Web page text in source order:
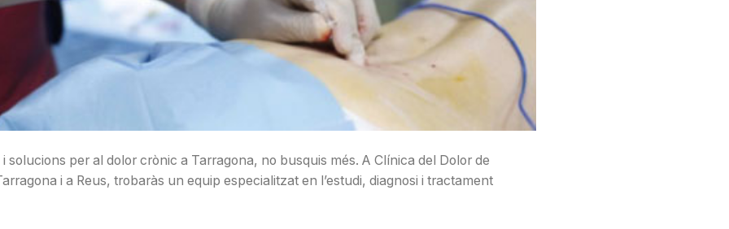
solucions per al dolor crònic a Tarragona, no busquis més. A Clínica del Dolor de
i a Reus, trobaràs un equip especialitzat en l’estudi, diagnosi i tractament